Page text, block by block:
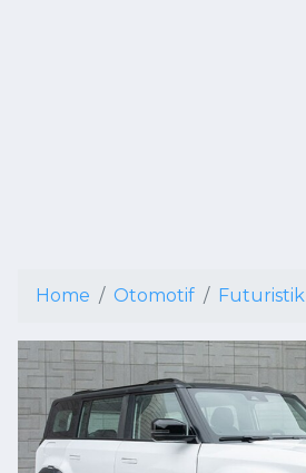
Home Otomotif Futuristik